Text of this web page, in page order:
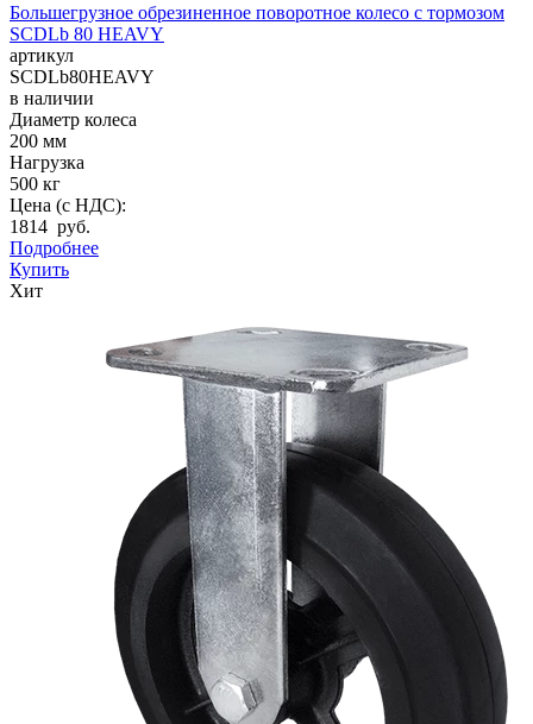
Большегрузное обрезиненное поворотное колесо с тормозом
SCDLb 80 HEAVY
артикул
SCDLb80HEAVY
в наличии
Диаметр колеса
200 мм
Нагрузка
500 кг
Цена (с НДС):
1814 руб.
Подробнее
Купить
Хит